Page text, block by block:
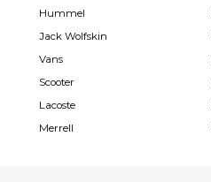
Hummel
Jack Wolfskin
Vans
Scooter
Lacoste
Merrell